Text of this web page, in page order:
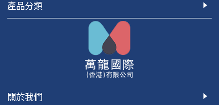
產品分類
關於我們